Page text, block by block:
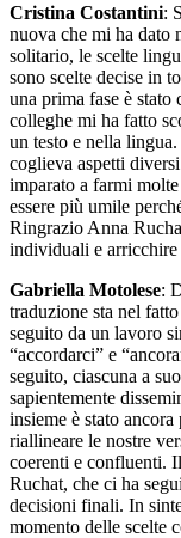
Cristina Costantini:
nuova che mi ha dato
solitario, le scelte
sono scelte decise in
una prima fase è stato
colleghe mi ha fatto
un testo e nella
coglieva aspetti
imparato a farmi
essere più umile
Ringrazio Anna
individuali e
Gabriella Motolese:
traduzione sta nel
seguito da un lavoro
“accordarci” e
seguito, ciascuna a
sapientemente
insieme è stato
riallineare le nostre
coerenti e confluenti.
Ruchat, che ci ha
decisioni finali. In
momento delle scelte